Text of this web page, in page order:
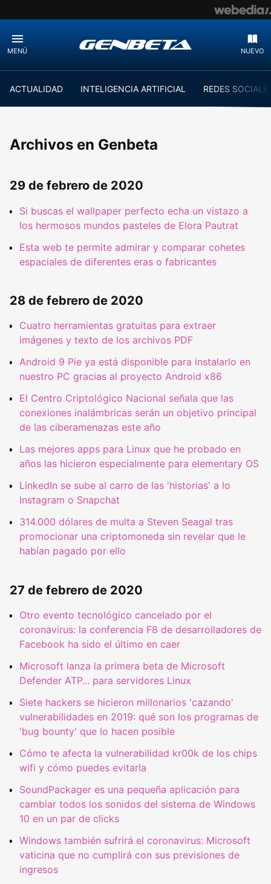
MENÚ NUEVO
ACTUALIDAD INTELIGENCIA ARTIFICIAL REDES
Archivos en Genbeta
29 de febrero de 2020
Si buscas el wallpaper perfecto echa un vistazo a
los hermosos mundos pasteles de Elora Pautrat
Esta web te permite admirar y comparar cohetes
espaciales de diferentes eras o fabricantes
28 de febrero de 2020
Cuatro herramientas gratuitas para extraer
imágenes y texto de los archivos PDF
Android 9 Pie ya está disponible para instalarlo en
nuestro PC gracias al proyecto Android x86
El Centro Criptológico Nacional señala que las
conexiones inalámbricas serán un objetivo principal
de las ciberamenazas este año
Las mejores apps para Linux que he probado en
años las hicieron especialmente para elementary OS
LinkedIn se sube al carro de las 'historias' a lo
Instagram o Snapchat
314.000 dólares de multa a Steven Seagal tras
promocionar una criptomoneda sin revelar que le
habían pagado por ello
27 de febrero de 2020
Otro evento tecnológico cancelado por el
coronavirus: la conferencia F8 de desarrolladores de
Facebook ha sido el último en caer
Microsoft lanza la primera beta de Microsoft
Defender ATP... para servidores Linux
Siete hackers se hicieron millonarios 'cazando'
vulnerabilidades en 2019: qué son los programas de
'bug bounty' que lo hacen posible
Cómo te afecta la vulnerabilidad kr00k de los chips
wifi y cómo puedes evitarla
SoundPackager es una pequeña aplicación para
cambiar todos los sonidos del sistema de Windows
10 en un par de clicks
Windows también sufrirá el coronavirus: Microsoft
vaticina que no cumplirá con sus previsiones de
ingresos